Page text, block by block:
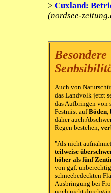
> Cuxland:
(nordsee-
Besondere
Auch von
das Landvolk jetzt
das Aufbringen von
Festmist aufBöden,
daher auch
Regen bestehen,
"Als nicht
teilweise
höher als fünf
von ggf.
schneebedeckten
Ausbringung bei